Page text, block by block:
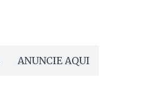
ANUNCIE AQUI